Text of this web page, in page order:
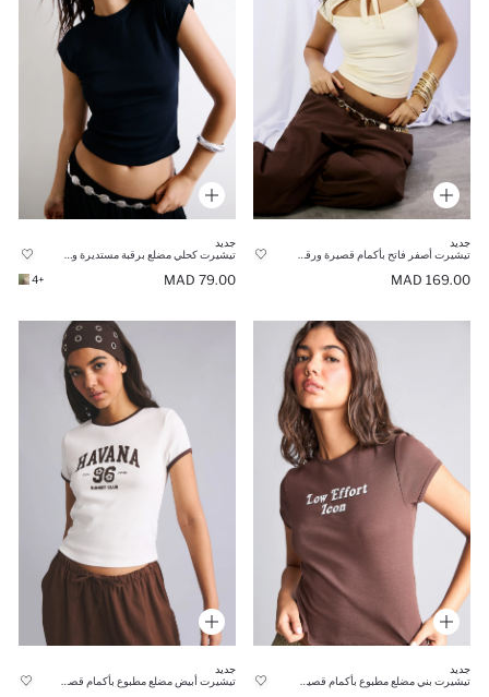
جديد
169.00 MAD
جديد
79.00 MAD
+4
جديد
تيشيرت بني مضلع مطبوع بأكمام قصيرة 100% قطن قصة ضيقة
جديد
تيشيرت أبيض مضلع مطبوع بأكمام قصيرة 100% قطن قصة ضيقة